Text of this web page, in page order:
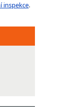
inspekce.